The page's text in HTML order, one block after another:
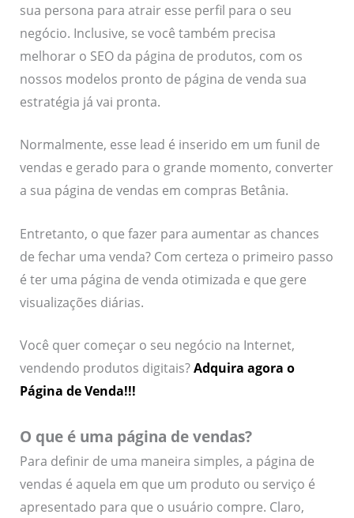
sua persona para atrair esse perfil para o seu
negócio. Inclusive, se você também precisa
melhorar o SEO da página de produtos, com os
nossos modelos pronto de página de venda sua
estratégia já vai pronta.
Normalmente, esse lead é inserido em um funil de
vendas e gerado para o grande momento, converter
a sua página de vendas em compras Betânia.
Entretanto, o que fazer para aumentar as chances
de fechar uma venda? Com certeza o primeiro passo
é ter uma página de venda otimizada e que gere
visualizações diárias.
Você quer começar o seu negócio na Internet,
vendendo produtos digitais?Adquira agora o
Página de Venda!!!
O que é uma página de vendas?
Para definir de uma maneira simples, a página de
vendas é aquela em que um produto ou serviço é
apresentado para que o usuário compre. Claro,